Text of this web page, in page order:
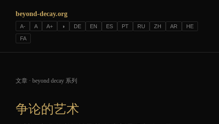
beyond-decay.org
A- A A+ ◑ DE EN ES PT RU ZH AR HE
FA
文章 · beyond decay 系列
争论的艺术